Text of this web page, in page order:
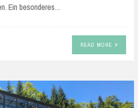
Ein besonderes…
READ MORE